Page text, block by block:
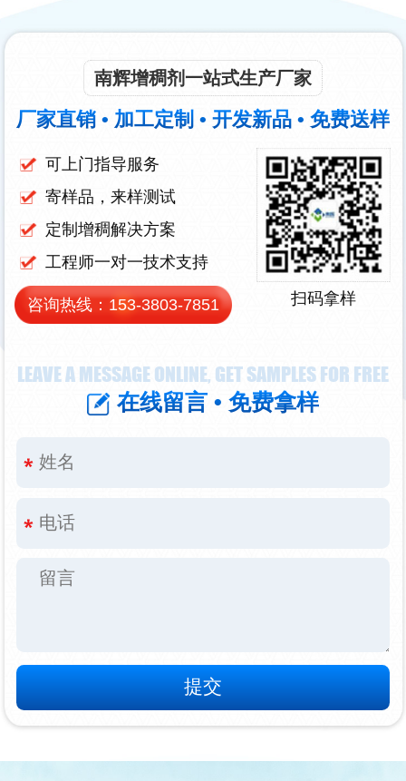
LEAVE A MESSAGE ONLINE, GET SAMPLES FOR FREE
在线留言 • 免费拿样
南辉增稠剂一站式生产厂家
厂家直销 • 加工定制 • 开发新品 • 免费送样
可上门指导服务
寄样品，来样测试
定制增稠解决方案
工程师一对一技术支持
咨询热线： 153-3803-7851 扫码拿样